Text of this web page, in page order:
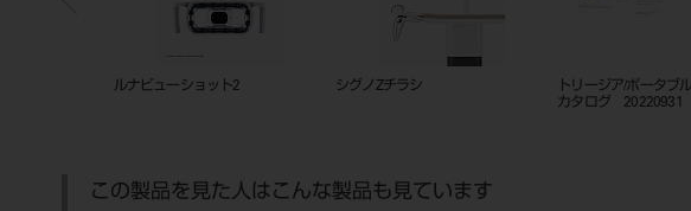
ルナビューショット2 シグノZチラシ
トリージア/ポータブ
カタログ 20220931
この製品を見た人はこんな製品も見ています